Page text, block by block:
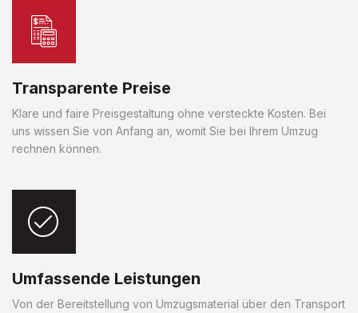
Transparente Preise
Klare und faire Preisgestaltung ohne versteckte Kosten. Bei
uns wissen Sie von Anfang an, womit Sie bei Ihrem Umzug
rechnen können.
Umfassende Leistungen
Von der Bereitstellung von Umzugsmaterial über den Transport